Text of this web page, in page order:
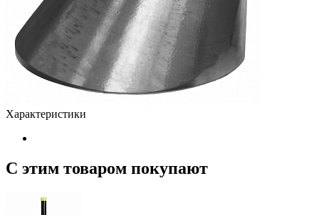
Характеристики
С этим товаром покупают